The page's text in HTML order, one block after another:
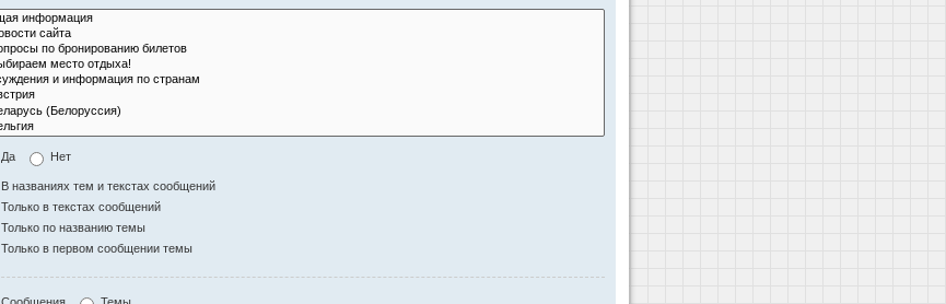
Да Нет
В названиях тем и текстах сообщений
Только в текстах сообщений
Только по названию темы
Только в первом сообщении темы